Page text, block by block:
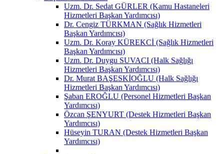
Uzm. Dr. Sedat GÜRLER (Kamu Hastaneleri
Hizmetleri Başkan Yardımcısı)
Dr. Cengiz TÜRKMAN (Sağlık Hizmetleri
Başkan Yardımcısı)
Uzm. Dr. Koray KÜREKCİ (Sağlık Hizmetleri
Başkan Yardımcısı)
Uzm. Dr. Duygu SUVACI (Halk Sağlığı
Hizmetleri Başkan Yardımcısı)
Dr. Murat BAŞESKİOĞLU (Halk Sağlığı
Hizmetleri Başkan Yardımcısı)
Şaban EROĞLU (Personel Hizmetleri Başkan
Yardımcısı)
Özcan ŞENYURT (Destek Hizmetleri Başkan
Yardımcısı)
Hüseyin TURAN (Destek Hizmetleri Başkan
Yardımcısı)